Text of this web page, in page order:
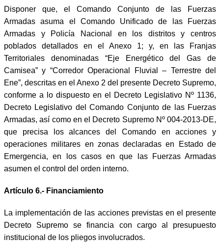
Disponer que, el Comando Conjunto de las Fuerzas
Armadas asuma el Comando Unificado de las Fuerzas
Armadas y Policía Nacional en los distritos y centros
poblados detallados en el Anexo 1; y, en las Franjas
Territoriales denominadas “Eje Energético del Gas de
Camisea” y “Corredor Operacional Fluvial – Terrestre del
Ene”, descritas en el Anexo 2 del presente Decreto Supremo,
conforme a lo dispuesto en el Decreto Legislativo Nº 1136,
Decreto Legislativo del Comando Conjunto de las Fuerzas
Armadas, así como en el Decreto Supremo Nº 004-2013-DE,
que precisa los alcances del Comando en acciones y
operaciones militares en zonas declaradas en Estado de
Emergencia, en los casos en que las Fuerzas Armadas
asumen el control del orden interno.
Artículo 6.- Financiamiento
La implementación de las acciones previstas en el presente
Decreto Supremo se financia con cargo al presupuesto
institucional de los pliegos involucrados.